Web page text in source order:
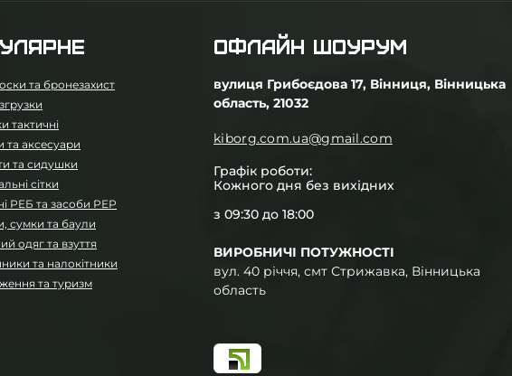
та бронезахист
тактичні
аксесуари
та сидушки
сітки
РЕБ та засоби РЕР
сумки та баули
одяг та взуття
та налокітники
та туризм
ОФЛАЙН ШОУРУМ
вулиця Грибоєдова 17, Вінниця, Вінницька
область, 21032
kiborg.com.ua@gmail.com
Графік роботи:
Кожного дня без вихідних
з 09:30 до 18:00
ВИРОБНИЧІ ПОТУЖНОСТІ
вул. 40 річчя, смт Стрижавка, Вінницька
область